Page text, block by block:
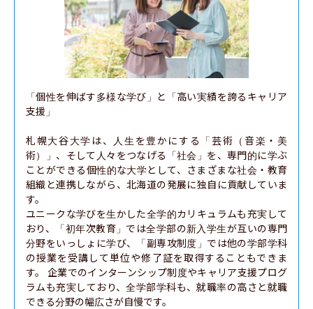
「個性を伸ばす多様な学び」と「高い実績を誇るキャリア
支援」
札幌大谷大学は、人生を豊かにする「芸術（音楽・美
術）」、そして人々をつなげる「社会」を、専門的に学ぶ
ことができる個性的な大学として、さまざまな社会・教育
組織と連携しながら、北海道の発展に独自に貢献していま
す。
ユニークな学びを生かした全学的カリキュラムも充実して
おり、「初年次教育」では全学部の新入学生が互いの専門
分野をいっしょに学び、「副専攻制度」では他の学部学科
の授業を受講して単位や修了証を取得することもできま
す。 企業でのインターンシップ制度やキャリア支援プログ
ラムも充実しており、全学部学科も、就職率の高さと就職
できる分野の幅広さが自慢です。